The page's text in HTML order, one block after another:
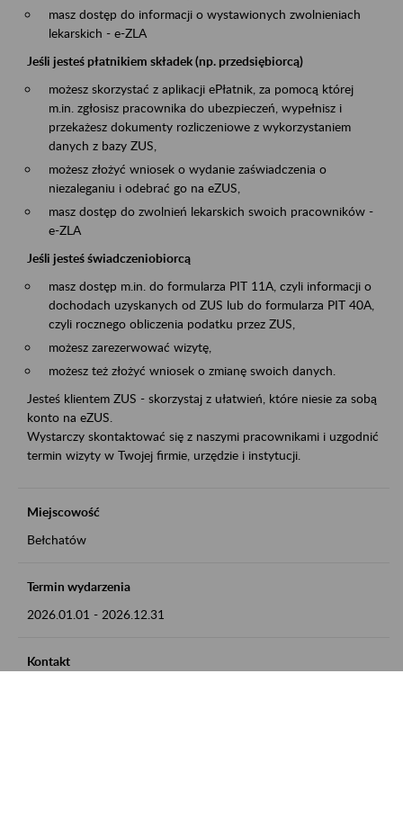
masz dostęp do informacji o wystawionych zwolnieniach
lekarskich - e-ZLA
Jeśli jesteś płatnikiem składek (np. przedsiębiorcą)
możesz skorzystać z aplikacji ePłatnik, za pomocą której
m.in. zgłosisz pracownika do ubezpieczeń, wypełnisz i
przekażesz dokumenty rozliczeniowe z wykorzystaniem
danych z bazy ZUS,
możesz złożyć wniosek o wydanie zaświadczenia o
niezaleganiu i odebrać go na eZUS,
masz dostęp do zwolnień lekarskich swoich pracowników -
e-ZLA
Jeśli jesteś świadczeniobiorcą
masz dostęp m.in. do formularza PIT 11A, czyli informacji o
dochodach uzyskanych od ZUS lub do formularza PIT 40A,
czyli rocznego obliczenia podatku przez ZUS,
możesz zarezerwować wizytę,
możesz też złożyć wniosek o zmianę swoich danych.
Jesteś klientem ZUS - skorzystaj z ułatwień, które niesie za sobą
konto na eZUS.
Wystarczy skontaktować się z naszymi pracownikami i uzgodnić
termin wizyty w Twojej firmie, urzędzie i instytucji.
Miejscowość
Bełchatów
Termin wydarzenia
2026.01.01 - 2026.12.31
Kontakt